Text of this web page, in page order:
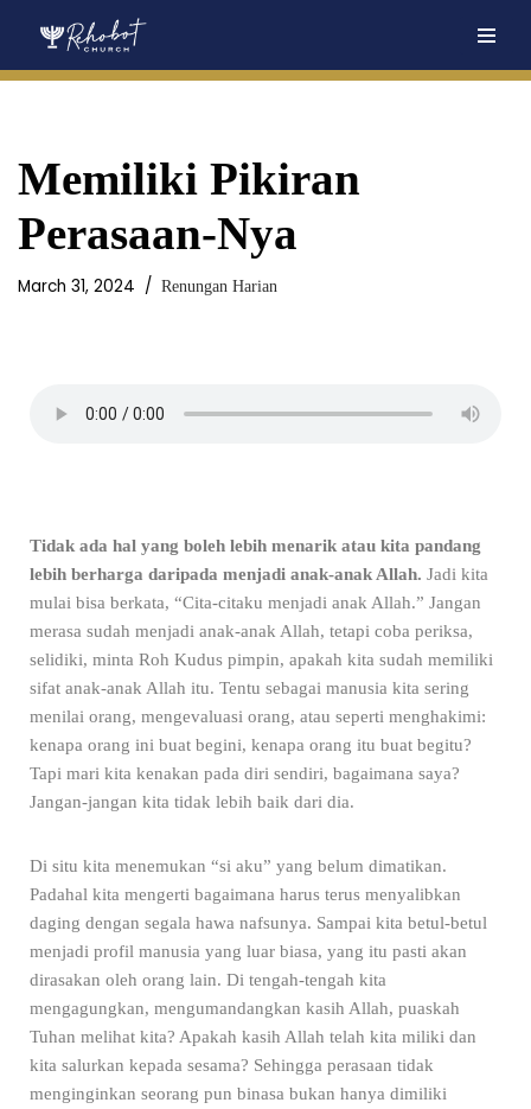
Memiliki Pikiran
Perasaan-Nya
March 31, 2024 Renungan Harian
Tidak ada hal yang boleh lebih menarik atau kita pandang
lebih berharga daripada menjadi anak-anak Allah. Jadi kita
mulai bisa berkata, “Cita-citaku menjadi anak Allah.” Jangan
merasa sudah menjadi anak-anak Allah, tetapi coba periksa,
selidiki, minta Roh Kudus pimpin, apakah kita sudah memiliki
sifat anak-anak Allah itu. Tentu sebagai manusia kita sering
menilai orang, mengevaluasi orang, atau seperti menghakimi:
kenapa orang ini buat begini, kenapa orang itu buat begitu?
Tapi mari kita kenakan pada diri sendiri, bagaimana saya?
Jangan-jangan kita tidak lebih baik dari dia.
Di situ kita menemukan “si aku” yang belum dimatikan.
Padahal kita mengerti bagaimana harus terus menyalibkan
daging dengan segala hawa nafsunya. Sampai kita betul-betul
menjadi profil manusia yang luar biasa, yang itu pasti akan
dirasakan oleh orang lain. Di tengah-tengah kita
mengagungkan, mengumandangkan kasih Allah, puaskah
Tuhan melihat kita? Apakah kasih Allah telah kita miliki dan
kita salurkan kepada sesama? Sehingga perasaan tidak
menginginkan seorang pun binasa bukan hanya dimiliki